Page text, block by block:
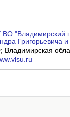
"Владимирский
Григорьевича
Владимирская